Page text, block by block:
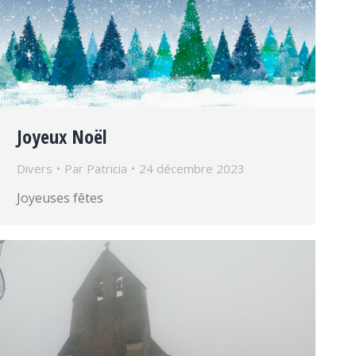
Joyeux Noël
Divers Par Patricia 24 décembre 2023
Joyeuses fêtes